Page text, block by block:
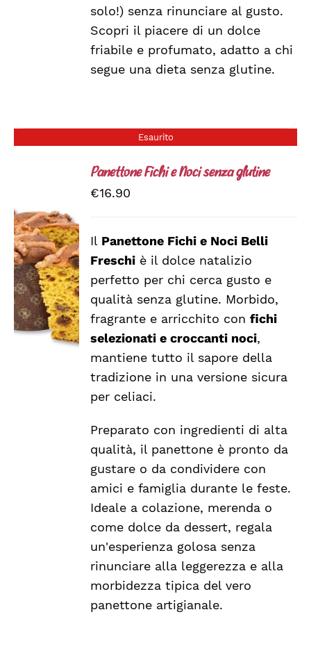
solo!) senza rinunciare al gusto.
Scopri il piacere di un dolce
friabile e profumato, adatto a chi
segue una dieta senza glutine.
Esaurito
DETTAGLI
Panettone Fichi e Noci senza glutine
€16.90
Il Panettone Fichi e Noci Belli
Freschi è il dolce natalizio
perfetto per chi cerca gusto e
qualità senza glutine. Morbido,
fragrante e arricchito confichi
selezionati e croccanti noci,
mantiene tutto il sapore della
tradizione in una versione sicura
per celiaci.
Preparato con ingredienti di alta
qualità, il panettone è pronto da
gustare o da condividere con
amici e famiglia durante le feste.
Ideale a colazione, merenda o
come dolce da dessert, regala
un'esperienza golosa senza
rinunciare alla leggerezza e alla
morbidezza tipica del vero
panettone artigianale.